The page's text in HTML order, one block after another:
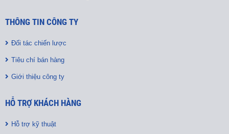
THÔNG TIN CÔNG TY
Đối tác chiến lược
Tiêu chí bán hàng
Giới thiệu công ty
HỖ TRỢ KHÁCH HÀNG
Hỗ trợ kỹ thuật